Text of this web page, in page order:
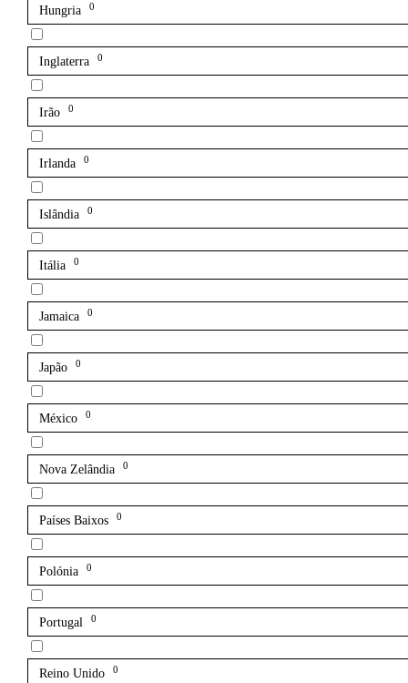
Hungria 0
Inglaterra 0
Irão 0
Irlanda 0
Islândia 0
Itália 0
Jamaica 0
Japão 0
México 0
Nova Zelândia 0
Países Baixos 0
Polónia 0
Portugal 0
Reino Unido 0